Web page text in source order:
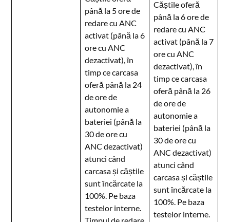
până la 5 ore de
redare cu ANC
activat (până la 6
ore cu ANC
dezactivat), în
timp ce carcasa
oferă până la 24
de ore de
autonomie a
bateriei (până la
30 de ore cu
ANC dezactivat)
atunci când
carcasa și căștile
sunt încărcate la
100%. Pe baza
testelor interne.
Căștile oferă
până la 6 ore de
redare cu ANC
activat (până la 7
ore cu ANC
dezactivat), în
timp ce carcasa
oferă până la 26
de ore de
autonomie a
bateriei (până la
30 de ore cu
ANC dezactivat)
atunci când
carcasa și căștile
sunt încărcate la
100%. Pe baza
testelor interne.